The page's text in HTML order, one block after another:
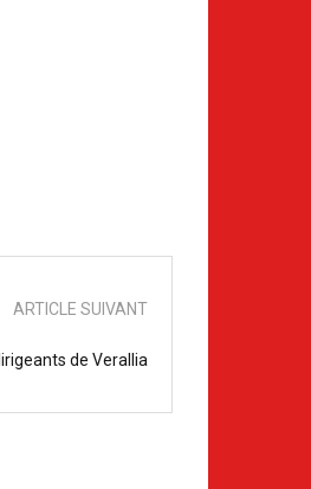
ARTICLE SUIVANT
de Verallia